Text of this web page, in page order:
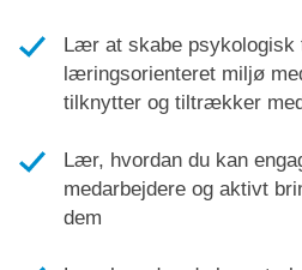
Lær at skabe psykologisk
læringsorienteret miljø
tilknytter og tiltrækker
Lær, hvordan du kan
medarbejdere og aktivt
dem